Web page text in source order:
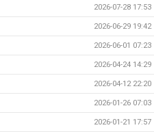
2026-07-28 17:53
2026-06-29 19:42
2026-06-01 07:23
2026-04-24 14:29
2026-04-12 22:20
2026-01-26 07:03
2026-01-21 17:57